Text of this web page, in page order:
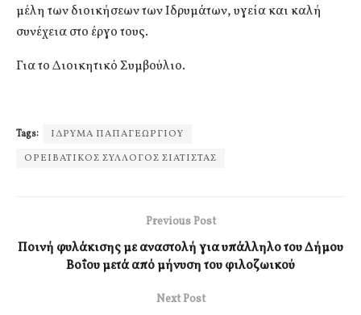
μέλη των διοικήσεων των Ιδρυμάτων, υγεία και καλή
συνέχεια στο έργο τους.
Για το Διοικητικό Συμβούλιο.
Tags:
ΙΔΡΥΜΑ ΠΑΠΑΓΕΩΡΓΙΟΥ
ΟΡΕΙΒΑΤΙΚΟΣ ΣΥΛΛΟΓΟΣ ΣΙΑΤΙΣΤΑΣ
Previous Post
Ποινή φυλάκισης με αναστολή για υπάλληλο του Δήμου
Βοΐου μετά από μήνυση του φιλοζωικού
Next Post